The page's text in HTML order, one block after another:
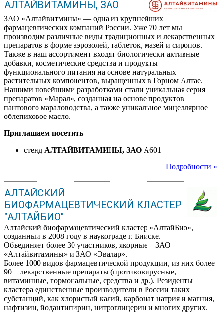
АЛТАЙВИТАМИНЫ, ЗАО
ЗАО «Алтайвитмины» — одна из крупнейших
фармацевтических компаний России. Уже 70 лет мы
производим различные виды традиционных и лекарственных
препаратов в форме аэрозолей, таблеток, мазей и сиропов.
Также в наш ассортимент входят биологически активные
добавки, косметические средства и продукты
функционального питания на основе натуральных
растительных компонентов, выращенных в Горном Алтае.
Нашими новейшими разработками стали уникальная серия
препаратов «Марал», созданная на основе продуктов
пантового мараловодства, а также уникальное мицеллярное
облепиховое масло.
Приглашаем посетить
стенд АЛТАЙВИТАМИНЫ, ЗАО A601
Подробности »
АЛТАЙСКИЙ
БИОФАРМАЦЕВТИЧЕСКИЙ КЛАСТЕР
"АЛТАЙБИО"
Алтайский биофармацевтический кластер «АлтайБио»,
созданный в 2008 году в наукограде г. Бийске.
Объединяет более 30 участников, якорные – ЗАО
«Алтайвитамины» и ЗАО «Эвалар».
Более 1000 видов фармацевтической продукции, из них более
90 – лекарственные препараты (противовирусные,
витаминные, гормональные, средства и др.). Резиденты
кластера единственные производители в России таких
субстанций, как хлористый калий, карбонат натрия и магния,
нафтизин, йодантипирин, нитроглицерин и многих других.